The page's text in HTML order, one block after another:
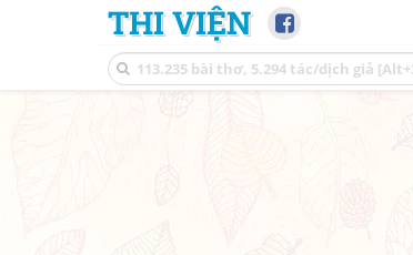
THI VIỆN